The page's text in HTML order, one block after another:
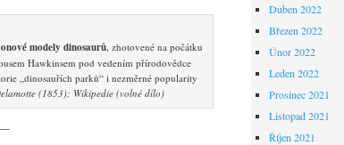
modely dinosaurů , zhotovené na počátku
Hawkinsem pod vedením přírodovědce
„dinosauřích parků“ i nezměrné popularity
(1853); Wikipedie (volné dílo)
Duben 2022
Březen 2022
Únor 2022
Leden 2022
Prosinec 2021
Listopad 2021
Říjen 2021